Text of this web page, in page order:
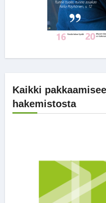
Kaikki
hakemistosta